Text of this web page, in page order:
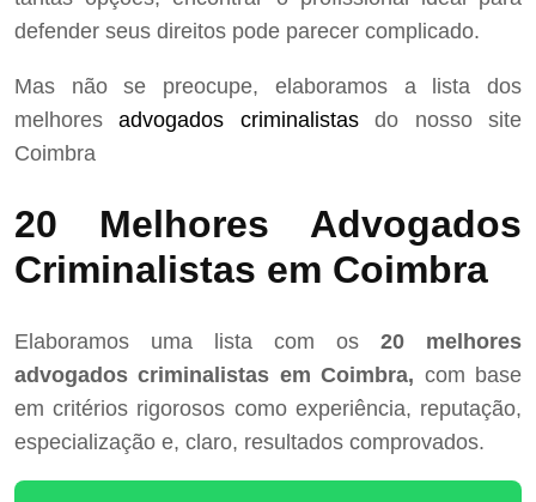
defender seus direitos pode parecer complicado.
Mas não se preocupe, elaboramos a lista dos
melhoresadvogados criminalistasdo nosso site
Coimbra
20 Melhores Advogados
Criminalistas em Coimbra
Elaboramos uma lista com os 20 melhores
advogados criminalistas em Coimbra, com base
em critérios rigorosos como experiência, reputação,
especialização e, claro, resultados comprovados.